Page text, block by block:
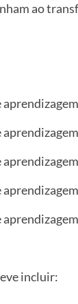
ao
incluir: